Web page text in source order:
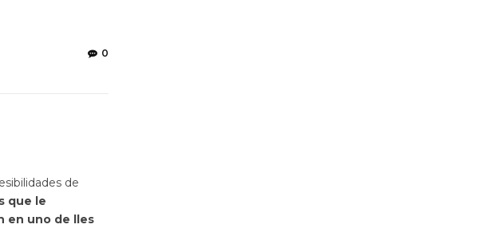
0
de
que le
en uno de lles